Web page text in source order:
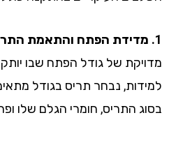
של גודל הפתח שבו יותקן
נבחר תריס בגודל מתאים,
התריס, חומרי הגלם שלו